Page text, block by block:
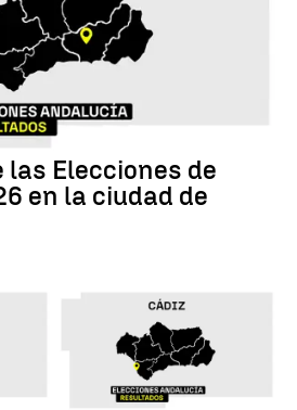
las Elecciones de
en la ciudad de